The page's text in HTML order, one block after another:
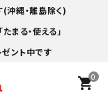
縄・離島除く)
まる・使える」
ント中です
0
shopping_cart